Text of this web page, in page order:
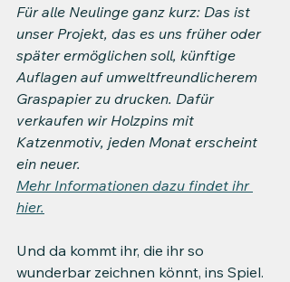
Für alle Neulinge ganz kurz: Das ist
unser Projekt, das es uns früher oder
später ermöglichen soll, künftige
Auflagen auf umweltfreundlicherem
Graspapier zu drucken. Dafür
verkaufen wir Holzpins mit
Katzenmotiv, jeden Monat erscheint
ein neuer.
Mehr Informationen dazu findet ihr
hier.
Und da kommt ihr, die ihr so
wunderbar zeichnen könnt, ins Spiel.